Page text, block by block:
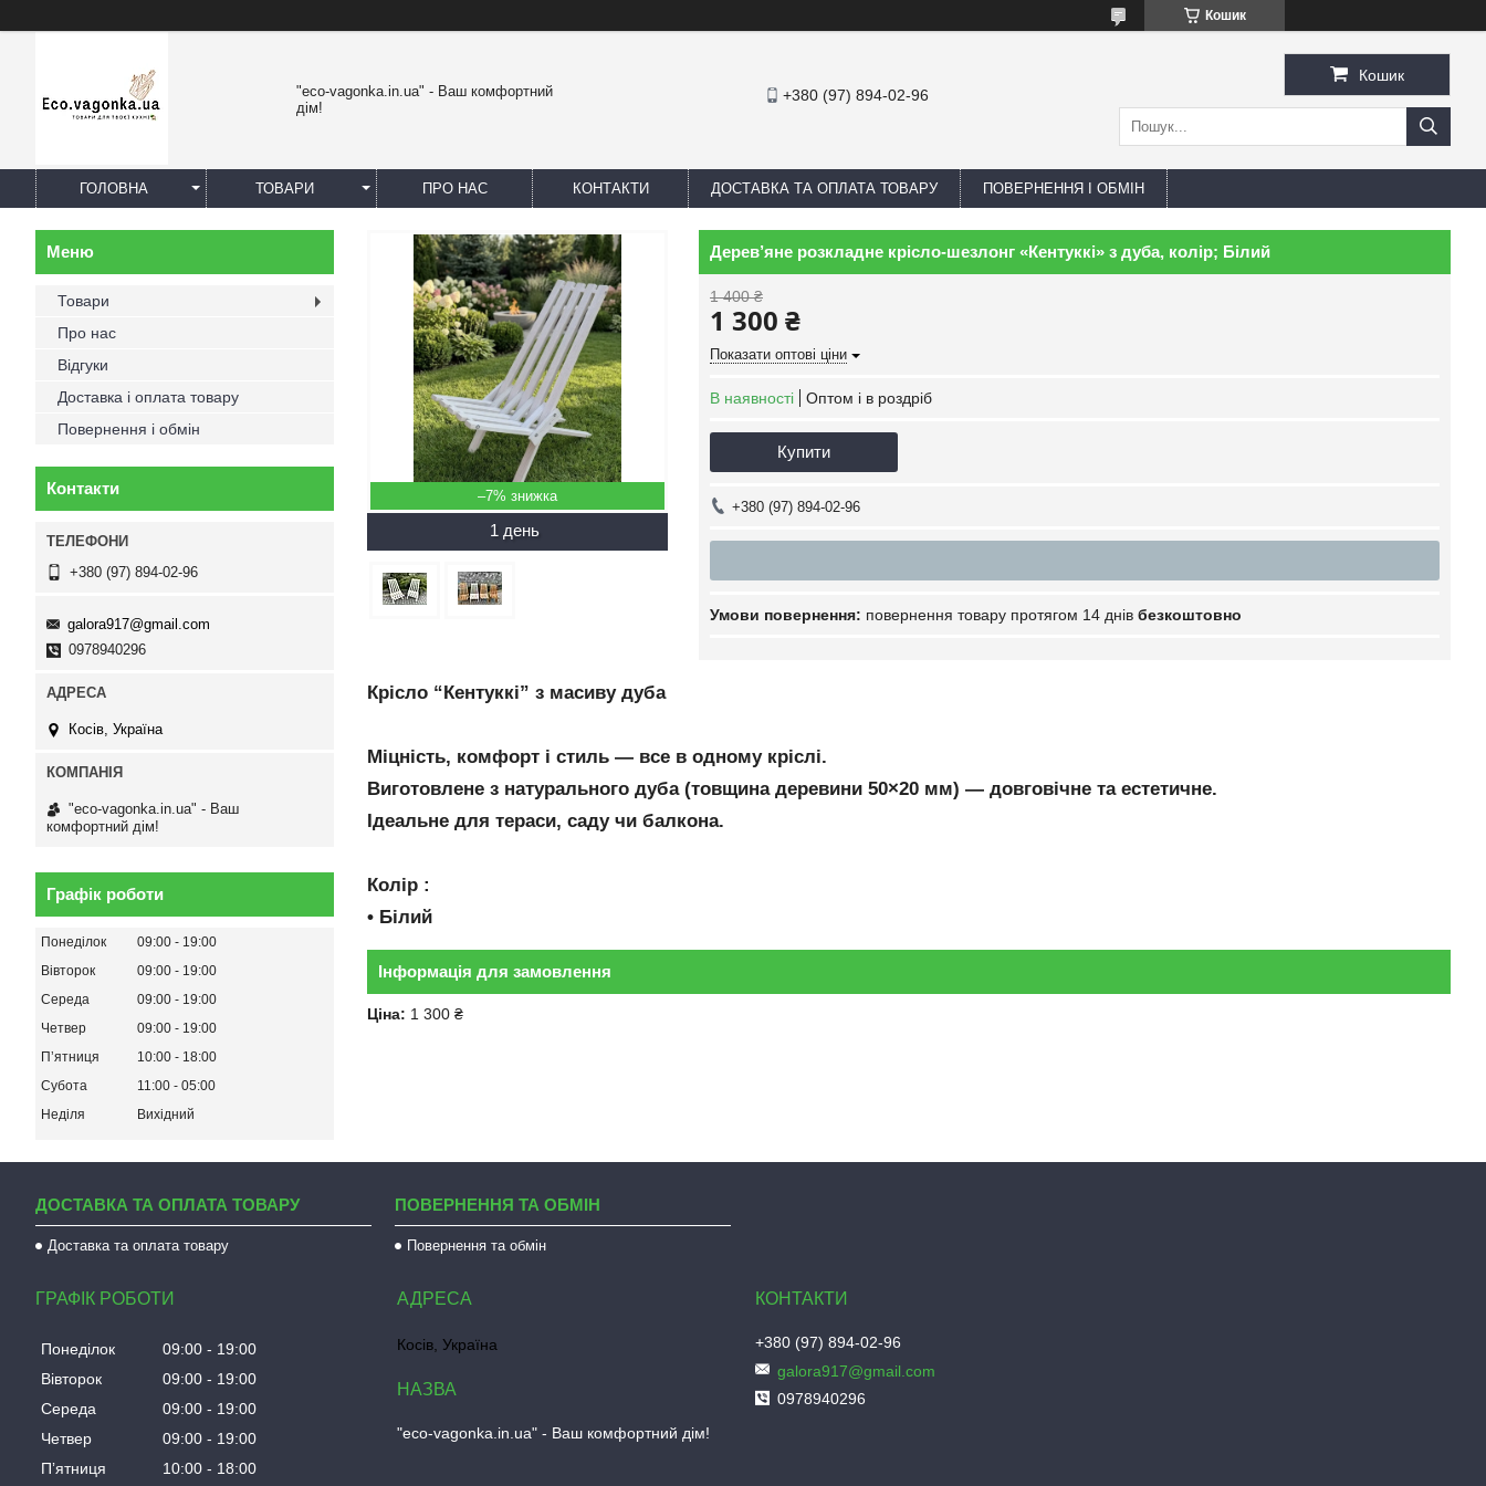
Кошик
"eco-vagonka.in.ua" - Ваш комфортний
дім!
+380 (97) 894-02-96
Кошик
ГОЛОВНА ТОВАРИ ПРО НАС КОНТАКТИ ДОСТАВКА ТА ОПЛАТА ТОВАРУ ПОВЕРНЕННЯ І ОБМІН
–7%
1 день
Дерев’яне розкладне крісло-шезлонг «Кентуккі» з дуба, колір; Білий
1 400 ₴
1 300 ₴
Показати оптові ціни
В наявності Оптом і в роздріб
Купити
+380 (97) 894-02-96
повернення товару протягом 14 днів безкоштовно
Крісло “Кентуккі” з масиву дуба
Міцність, комфорт і стиль — все в одному кріслі.
Виготовлене з натурального дуба (товщина деревини 50×20 мм) — довговічне та естетичне.
Ідеальне для тераси, саду чи балкона.
Колір :
• Білий
Інформація для замовлення
Ціна: 1 300 ₴
Товари
Про нас
Відгуки
Доставка і оплата товару
Повернення і обмін
Контакти
+380 (97) 894-02-96
galora917@gmail.com
0978940296
Косів, Україна
"eco-vagonka.in.ua" - Ваш
комфортний дім!
Графік роботи
Понеділок 09:00
19:00
Вівторок
09:00
19:00
Середа
09:00
19:00
Четвер
09:00
19:00
Пʼятниця
10:00
18:00
Субота
11:00
05:00
Неділя
Вихідний
ДОСТАВКА ТА ОПЛАТА ТОВАРУ
Доставка та оплата товару
ПОВЕРНЕННЯ ТА ОБМІН
Повернення та обмін
ГРАФІК РОБОТИ
Понеділок 09:00
19:00
Вівторок
09:00
19:00
Середа
09:00
19:00
Четвер
09:00
19:00
Пʼятниця
10:00 18:00
Косів, Україна
"eco-vagonka.in.ua" - Ваш комфортний дім!
+380 (97) 894-02-96
galora917@gmail.com
0978940296